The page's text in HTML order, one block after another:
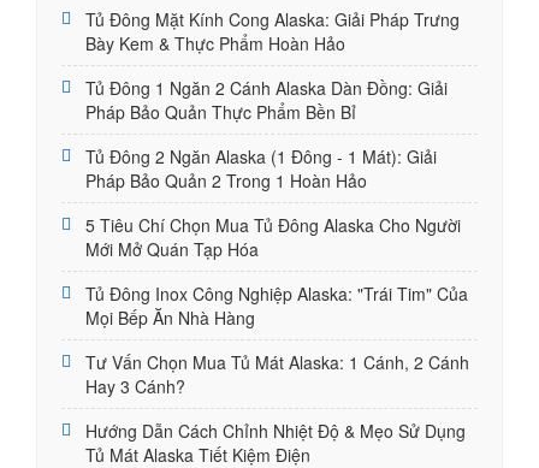
Tủ Đông Mặt Kính Cong Alaska: Giải Pháp Trưng
Bày Kem & Thực Phẩm Hoàn Hảo
Tủ Đông 1 Ngăn 2 Cánh Alaska Dàn Đồng: Giải
Pháp Bảo Quản Thực Phẩm Bền Bỉ
Tủ Đông 2 Ngăn Alaska (1 Đông - 1 Mát): Giải
Pháp Bảo Quản 2 Trong 1 Hoàn Hảo
5 Tiêu Chí Chọn Mua Tủ Đông Alaska Cho Người
Mới Mở Quán Tạp Hóa
Tủ Đông Inox Công Nghiệp Alaska: "Trái Tim" Của
Mọi Bếp Ăn Nhà Hàng
Tư Vấn Chọn Mua Tủ Mát Alaska: 1 Cánh, 2 Cánh
Hay 3 Cánh?
Hướng Dẫn Cách Chỉnh Nhiệt Độ & Mẹo Sử Dụng
Tủ Mát Alaska Tiết Kiệm Điện